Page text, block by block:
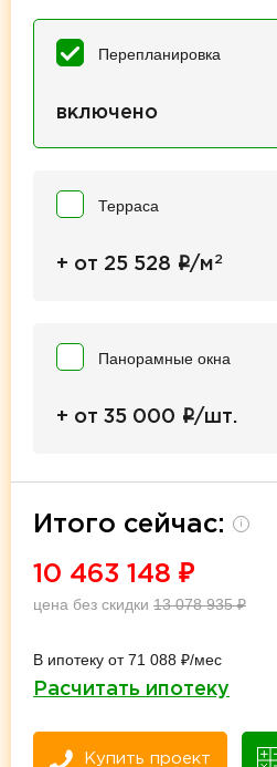
Перепланировка
включено
Терраса
+ от 25 528 i/м2
Панорамные окна
+ от 35 000 i/шт.
Итого сейчас: i
10 463 148 ₽
цена без скидки 13 078 935₽
В ипотеку от 71 088 ₽/мес
Расчитать ипотеку
Купить проект